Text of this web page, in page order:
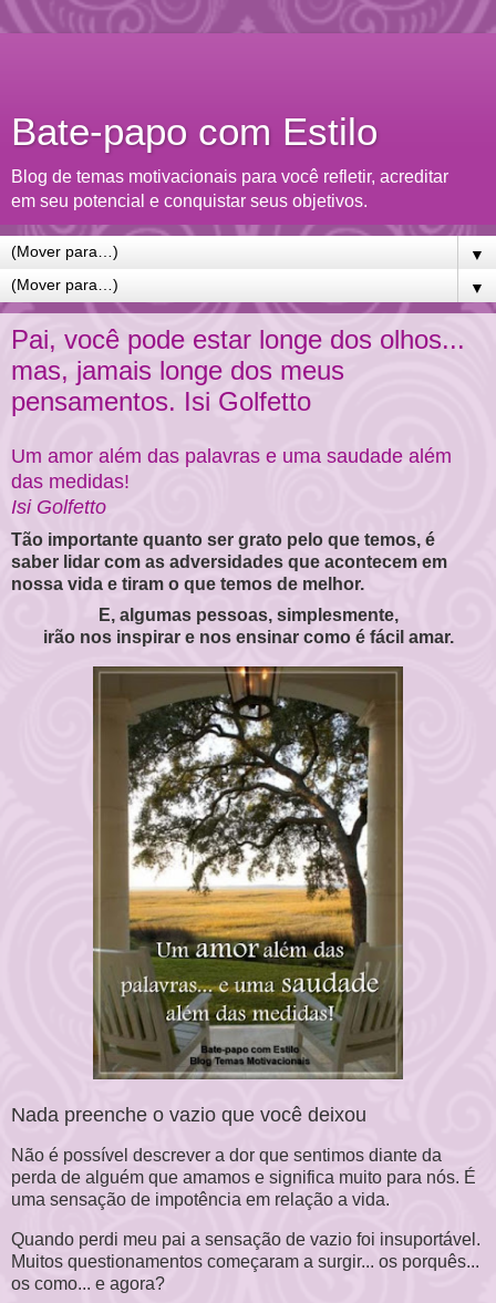
Bate-papo com Estilo
Blog de temas motivacionais para você refletir, acreditar
em seu potencial e conquistar seus objetivos.
▼
▼
Pai, você pode estar longe dos olhos...
mas, jamais longe dos meus
pensamentos. Isi Golfetto
Um amor além das palavras e uma saudade além
das medidas!
Isi Golfetto
Tão importante quanto ser grato pelo que temos, é
saber lidar com as adversidades que acontecem em
nossa vida e tiram o que temos de melhor.
E, algumas pessoas, simplesmente,
irão nos inspirar e nos ensinar como é fácil amar.
Nada preenche o vazio que você deixou
Não é possível descrever a dor que sentimos diante da
perda de alguém que amamos e significa muito para nós. É
uma sensação de impotência em relação a vida.
Quando perdi meu pai a sensação de vazio foi insuportável.
Muitos questionamentos começaram a surgir... os porquês...
os como... e agora?